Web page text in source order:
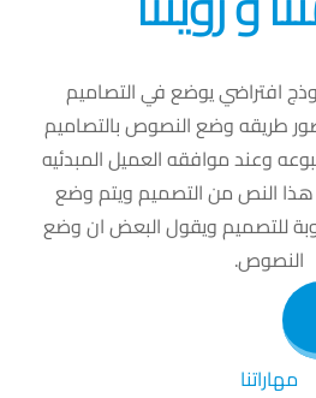
افتراضي يوضع في التصاميم
طريقه وضع النصوص بالتصاميم
وعند موافقه العميل المبدئيه
هذا النص من التصميم ويتم وضع
للتصميم ويقول البعض ان وضع
النصوص.
مهاراتنا